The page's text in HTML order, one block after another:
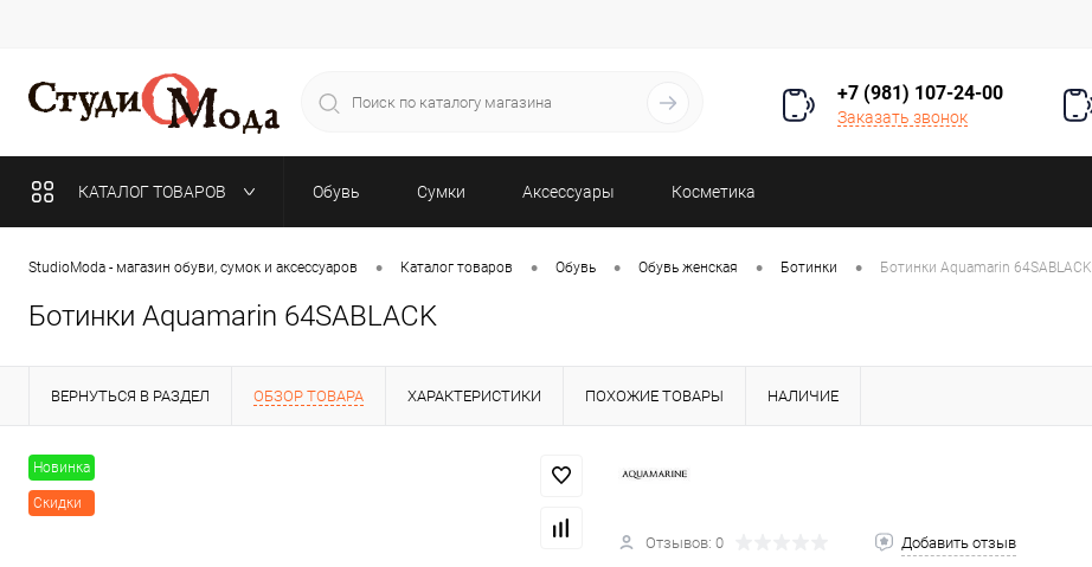
+7 (981) 107-24-00
Заказать звонок
КАТАЛОГ ТОВАРОВ Обувь Сумки Аксессуары Косметика
StudioModa - магазин обуви, сумок и аксессуаров • Каталог товаров • Обувь • Обувь женская • Ботинки • Ботинки Aquamarin 64SABLACK
Ботинки Aquamarin 64SABLACK
ВЕРНУТЬСЯ В РАЗДЕЛ ОБЗОР ТОВАРА ХАРАКТЕРИСТИКИ ПОХОЖИЕ ТОВАРЫ НАЛИЧИЕ
Новинка
Скидки
Отзывов: 0 Добавить отзыв